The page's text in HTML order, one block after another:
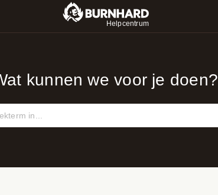
Helpcentrum
kunnen we voor je doen?